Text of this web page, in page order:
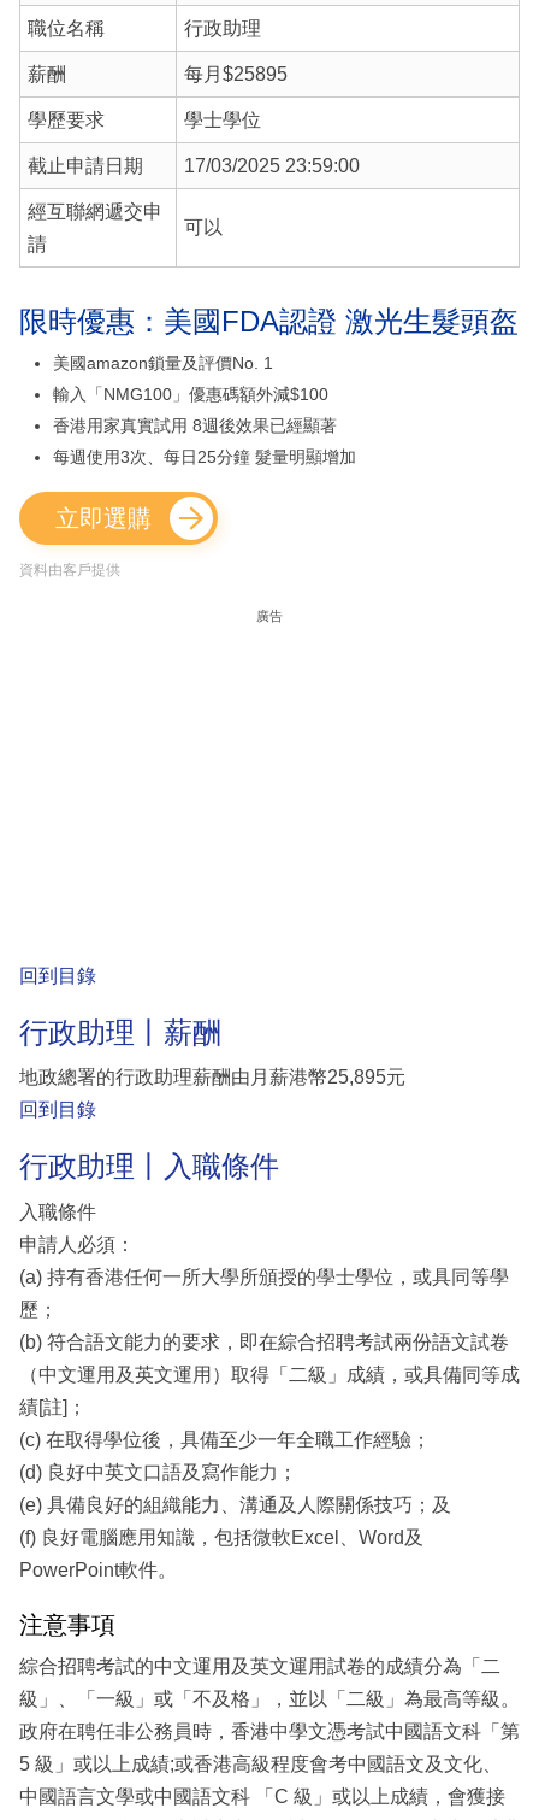
職位名稱 行政助理
薪酬 每月$25895
學歷要求 學士學位
截止申請日期 17/03/2025 23:59:00
經互聯網遞交申
請
可以
限時優惠：美國FDA認證 激光生髮頭盔
美國amazon鎖量及評價No. 1
輸入「NMG100」優惠碼額外減$100
香港用家真實試用 8週後效果已經顯著
每週使用3次、每日25分鐘 髮量明顯增加
立即選購
資料由客戶提供
廣告
回到目錄
行政助理丨薪酬
地政總署的行政助理薪酬由月薪港幣25,895元
回到目錄
行政助理丨入職條件
入職條件
申請人必須：
(a) 持有香港任何一所大學所頒授的學士學位，或具同等學
歷；
(b) 符合語文能力的要求，即在綜合招聘考試兩份語文試卷
（中文運用及英文運用）取得「二級」成績，或具備同等成
績[註]；
(c) 在取得學位後，具備至少一年全職工作經驗；
(d) 良好中英文口語及寫作能力；
(e) 具備良好的組織能力、溝通及人際關係技巧；及
(f) 良好電腦應用知識，包括微軟Excel、Word及
PowerPoint軟件。
注意事項
綜合招聘考試的中文運用及英文運用試卷的成績分為「二
級」、「一級」或「不及格」，並以「二級」為最高等級。
政府在聘任非公務員時，香港中學文憑考試中國語文科「第
5 級」或以上成績;或香港高級程度會考中國語文及文化、
中國語言文學或中國語文科 「C 級」或以上成績，會獲接